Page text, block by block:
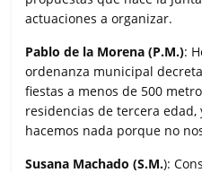
actuaciones a organizar.
Pablo de la Morena (P.M.):
ordenanza municipal
fiestas a menos de 500
residencias de tercera
hacemos nada porque no
Susana Machado (S.M.):